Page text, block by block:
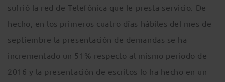
sufrió la red de Telefónica que le presta servicio. De
hecho, en los primeros cuatro días hábiles del mes de
septiembre la presentación de demandas se ha
incrementado un 51% respecto al mismo periodo de
2016 y la presentación de escritos lo ha hecho en un